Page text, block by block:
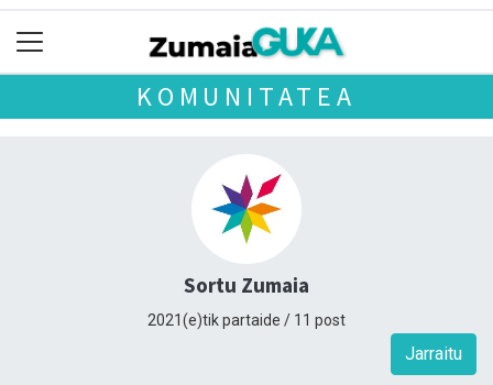
KOMUNITATEA
Sortu Zumaia
2021(e)tik partaide / 11 post
Jarraitu